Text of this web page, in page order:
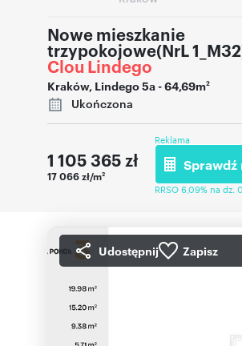
Nowe mieszkanie
trzypokojowe(NrL
Clou Lindego
Kraków, Lindego 5a- 64,69m2
Ukończona
1 105 365 zł
17 066 zł/m2
Reklama
Sprawdź
RRSO 6,09% na dz.
Udostępnij Zapisz